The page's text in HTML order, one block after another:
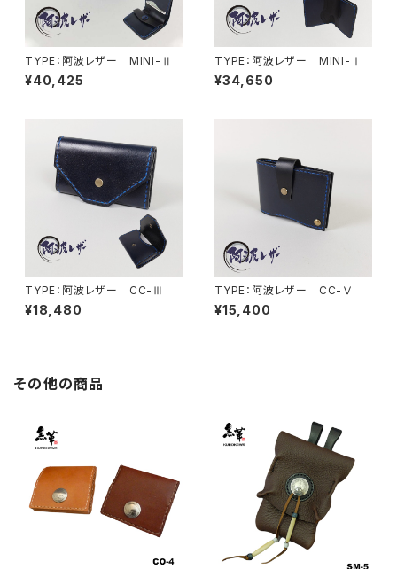
TYPE：阿波レザー MINI-Ⅱ
¥40,425
TYPE：阿波レザー MINI-Ⅰ
¥34,650
TYPE：阿波レザー CC-Ⅲ
¥18,480
TYPE：阿波レザー CC-Ⅴ
¥15,400
その他の商品